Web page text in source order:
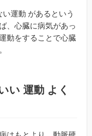
運動 があるという
、心臓に病気があっ
動をすることで心臓
い 運動 よく